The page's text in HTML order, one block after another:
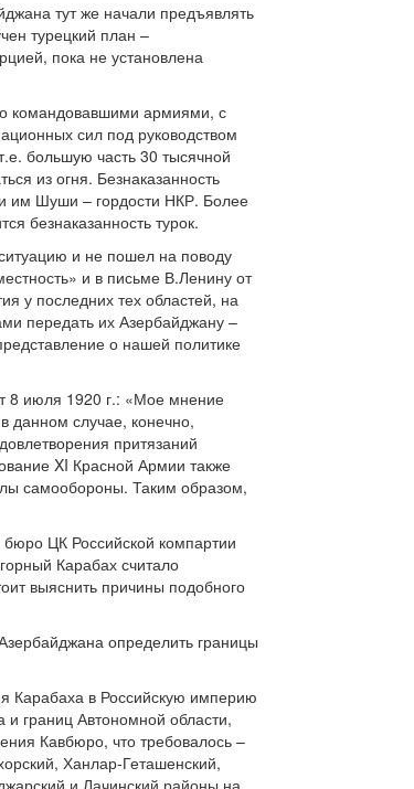
тут же начали предъявлять
турецкий план –
пока не установлена
командовавшими армиями, с
сил под руководством
большую часть 30 тысячной
из огня. Безнаказанность
им Шуши – гордости НКР. Более
безнаказанность турок.
и не пошел на поводу
и в письме В.Ленину от
у последних тех областей, на
передать их Азербайджану –
о нашей политике
8 июля 1920 г.: «Мое мнение
данном случае, конечно,
притязаний
XI Красной Армии также
самообороны. Таким образом,
ЦК Российской компартии
Карабах считало
выяснить причины подобного
определить границы
Карабаха в Российскую империю
границ Автономной области,
Кавбюро, что требовалось –
Ханлар-Геташенский,